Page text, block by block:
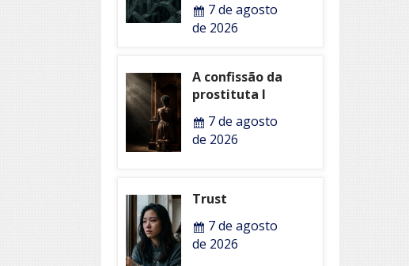
7 de agosto
de 2026
A confissão da
prostituta I
7 de agosto
de 2026
Trust
7 de agosto
de 2026